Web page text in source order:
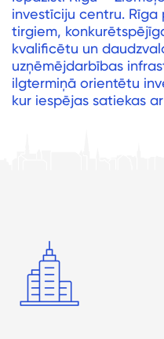
investīciju centru.
tirgiem,
kvalificētu un
uzņēmējdarbības
ilgtermiņā orientētu
kur iespējas satiekas